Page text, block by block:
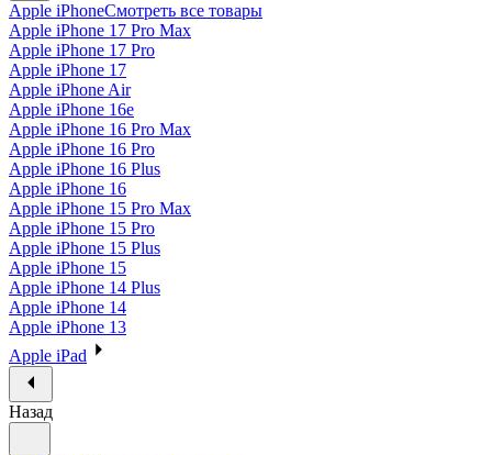
Apple iPhoneСмотреть все товары
Apple iPhone 17 Pro Max
Apple iPhone 17 Pro
Apple iPhone 17
Apple iPhone Air
Apple iPhone 16e
Apple iPhone 16 Pro Max
Apple iPhone 16 Pro
Apple iPhone 16 Plus
Apple iPhone 16
Apple iPhone 15 Pro Max
Apple iPhone 15 Pro
Apple iPhone 15 Plus
Apple iPhone 15
Apple iPhone 14 Plus
Apple iPhone 14
Apple iPhone 13
Apple iPad
Назад